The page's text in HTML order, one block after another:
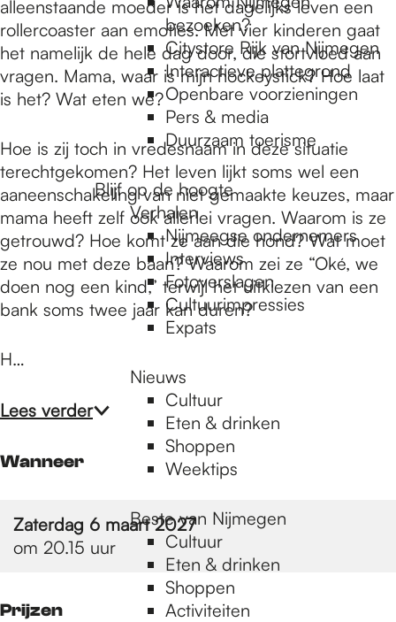
bezoeken?
Citystore Rijk van Nijmegen
Interactieve plattegrond
Openbare voorzieningen
Pers & media
Duurzaam toerisme
Blijf op de hoogte
Verhalen
Nijmeegse ondernemers
Interviews
Fotoverslagen
Cultuurimpressies
Expats
Nieuws
Cultuur
Eten & drinken
Shoppen
Weektips
Beste van Nijmegen
Cultuur
Eten & drinken
Shoppen
Activiteiten
alleenstaande moeder is het dagelijks leven een
rollercoaster aan emoties. Met vier kinderen gaat
het namelijk de hele dag door, die stortvloed aan
vragen. Mama, waar is mijn hockeystick? Hoe laat
is het? Wat eten we?
Hoe is zij toch in vredesnaam in deze situatie
terechtgekomen? Het leven lijkt soms wel een
aaneenschakeling van niet gemaakte keuzes, maar
mama heeft zelf ook allerlei vragen. Waarom is ze
getrouwd? Hoe komt ze aan die hond? Wat moet
ze nou met deze baan? Waarom zei ze “Oké, we
doen nog een kind,” terwijl het uitkiezen van een
bank soms twee jaar kan duren?
H…
Lees verder
Wanneer
Zaterdag 6 maart 2027
om 20.15 uur
Prijzen